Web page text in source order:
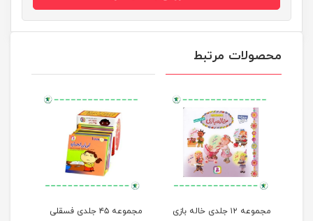
محصولات مرتبط
مجموعه ۱۲ جلدی خاله بازی
مجموعه ۴۵ جلدی فسقلی